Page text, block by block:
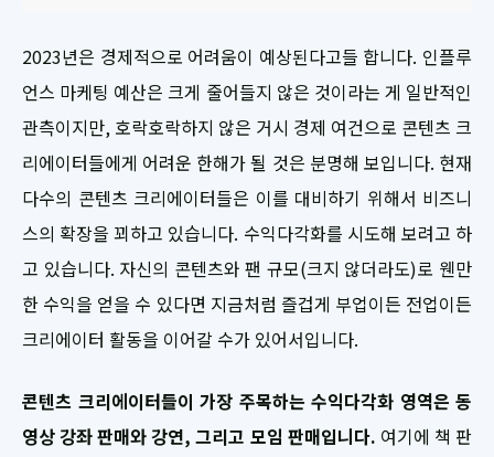
2023년은 경제적으로 어려움이 예상된다고들 합니다. 인플루
언스 마케팅 예산은 크게 줄어들지 않은 것이라는 게 일반적인
관측이지만, 호락호락하지 않은 거시 경제 여건으로 콘텐츠 크
리에이터들에게 어려운 한해가 될 것은 분명해 보입니다. 현재
다수의 콘텐츠 크리에이터들은 이를 대비하기 위해서 비즈니
스의 확장을 꾀하고 있습니다. 수익다각화를 시도해 보려고 하
고 있습니다. 자신의 콘텐츠와 팬 규모(크지 않더라도)로 웬만
한 수익을 얻을 수 있다면 지금처럼 즐겁게 부업이든 전업이든
크리에이터 활동을 이어갈 수가 있어서입니다.
콘텐츠 크리에이터들이 가장 주목하는 수익다각화 영역은 동
영상 강좌 판매와 강연, 그리고 모임 판매입니다. 여기에 책 판